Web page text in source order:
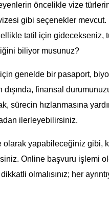
öncelikle vize
gibi seçenekler
tatil için gidecekseniz,
biliyor musunuz?
genelde bir pasaport,
dışında, finansal
sürecin hızlanmasına
ilerleyebilirsiniz.
yapabileceğiniz gibi,
Online başvuru işlemi
olmalısınız; her